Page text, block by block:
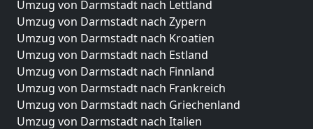
Umzug von Darmstadt nach Lettland
Umzug von Darmstadt nach Zypern
Umzug von Darmstadt nach Kroatien
Umzug von Darmstadt nach Estland
Umzug von Darmstadt nach Finnland
Umzug von Darmstadt nach Frankreich
Umzug von Darmstadt nach Griechenland
Umzug von Darmstadt nach Italien